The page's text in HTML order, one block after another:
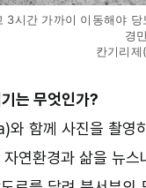
3시간 가까이 이동해야
경
칸기리
는 무엇인가?
함께 사진을 촬영
연환경과 삶을 뉴